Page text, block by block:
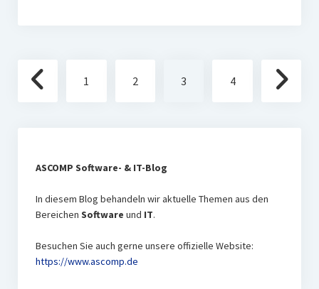
Seitennummerierung
der
1 2 3 4
ASCOMP Software- & IT-Blog
In diesem Blog behandeln wir aktuelle Themen aus den
Bereichen Software und IT.
Besuchen Sie auch gerne unsere offizielle Website:
https://www.ascomp.de